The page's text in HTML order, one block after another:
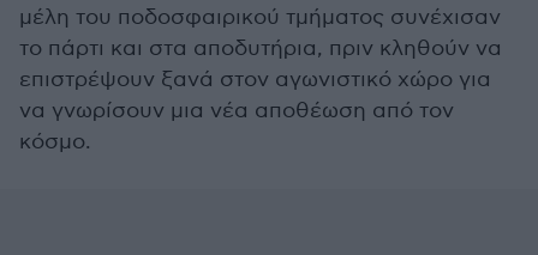
μέλη του ποδοσφαιρικού τμήματος συνέχισαν
το πάρτι και στα αποδυτήρια, πριν κληθούν να
επιστρέψουν ξανά στον αγωνιστικό χώρο για
να γνωρίσουν μια νέα αποθέωση από τον
κόσμο.